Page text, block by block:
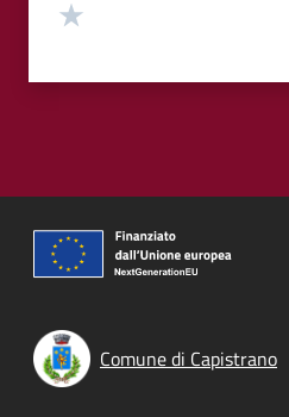
Comune di Capistrano